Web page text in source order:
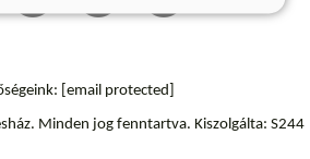
[email protected]
Minden jog fenntartva. Kiszolgálta: S244